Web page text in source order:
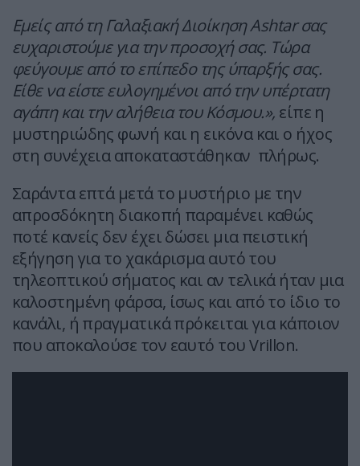
Εμείς από τη Γαλαξιακή Διοίκηση Ashtar σας
ευχαριστούμε για την προσοχή σας. Τώρα
φεύγουμε από το επίπεδο της ύπαρξής σας.
Είθε να είστε ευλογημένοι από την υπέρτατη
αγάπη και την αλήθεια του Κόσμου.», είπε η
μυστηριώδης φωνή και η εικόνα και ο ήχος
στη συνέχεια αποκαταστάθηκαν πλήρως.
Σαράντα επτά μετά το μυστήριο με την
απροσδόκητη διακοπή παραμένει καθώς
ποτέ κανείς δεν έχει δώσει μια πειστική
εξήγηση για το χακάρισμα αυτό του
τηλεοπτικού σήματος και αν τελικά ήταν μια
καλοστημένη φάρσα, ίσως και από το ίδιο το
κανάλι, ή πραγματικά πρόκειται για κάποιον
που αποκαλούσε τον εαυτό του Vrillon.